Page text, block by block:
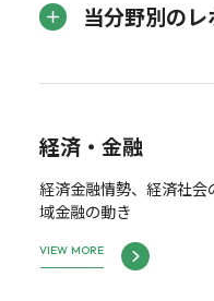
当分野別のレ
経済・金融
経済金融情勢、経済社
域金融の動き
VIEW MORE